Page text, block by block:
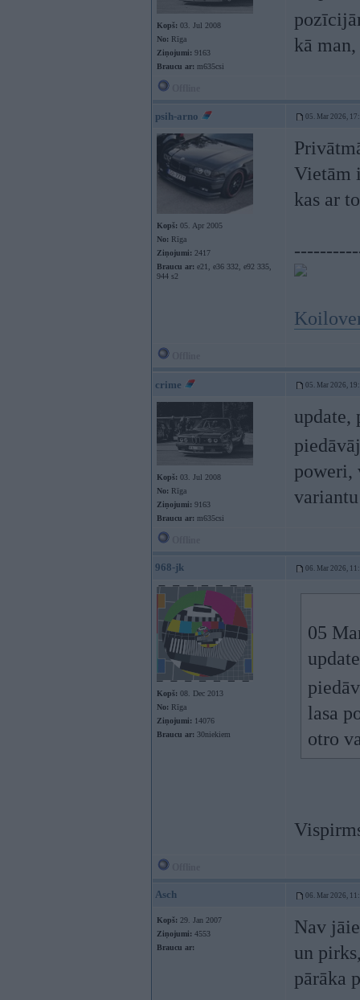
Kopš: 03. Jul 2008
No: Rīga
Ziņojumi: 9163
Braucu ar: m635csi
kā
psih-arno 05. Mar 2026,
Kopš: 05. Apr 2005
No: Rīga
Ziņojumi: 2417
Braucu ar: e21, e36 332, e92 335,
944 s2
Vietām
kas ar
crime 05. Mar 2026,
Kopš: 03. Jul 2008
No: Rīga
Ziņojumi: 9163
Braucu ar: m635csi
update,
poweri,
968-jk 06. Mar 2026,
Kopš: 08. Dec 2013
No: Rīga
Ziņojumi: 14076
Braucu ar: 30niekiem
05
lasa
otro
Asch 06. Mar 2026,
Kopš: 29. Jan 2007
Ziņojumi: 4553
Braucu ar:
Nav
un
pārāka